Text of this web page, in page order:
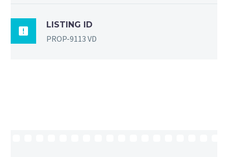

LISTING ID
PROP-9113 VD